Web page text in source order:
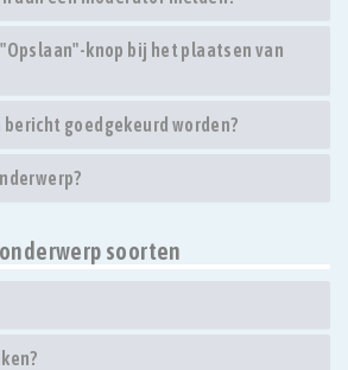
knop bij het plaatsen van
goedgekeurd worden?
soorten